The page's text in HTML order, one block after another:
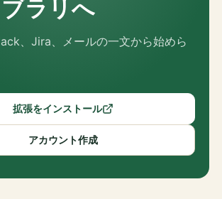
ラリへ
、Jira、メールの一文から始めら
拡張をインストール
アカウント作成